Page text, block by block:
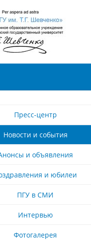
Пресс-центр
Новости и события
и объявления
и юбилеи
ПГУ в СМИ
Интервью
Фотогалерея